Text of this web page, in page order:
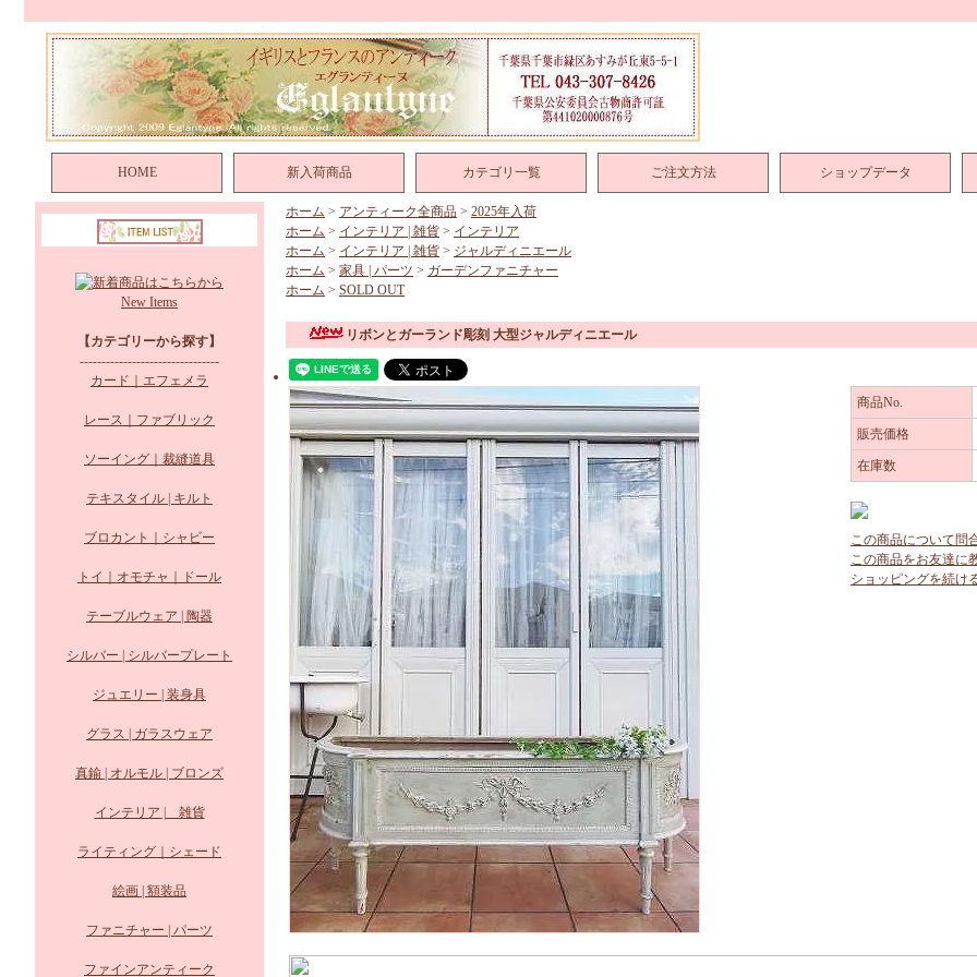
HOME 新入荷商品 カテゴリ一覧 ご注文方法 ショップデータ
New Items
【カテゴリーから探す】
--------------------------------
カード｜エフェメラ
レース｜ファブリック
ソーイング｜裁縫道具
テキスタイル | キルト
ブロカント｜シャビー
トイ｜オモチャ｜ドール
テーブルウェア | 陶器
シルバー | シルバープレート
ジュエリー | 装身具
グラス | ガラスウェア
真鍮 | オルモル | ブロンズ
インテリア | 雑貨
ライティング｜シェード
絵画 | 額装品
ファニチャー | パーツ
ファインアンティーク
ホーム > アンティーク全商品 > 2025年入荷
ホーム > インテリア | 雑貨 > インテリア
ホーム > インテリア | 雑貨 > ジャルディニエール
ホーム > 家具 | パーツ > ガーデンファニチャー
ホーム > SOLD OUT
リボンとガーランド彫刻 大型ジャルディニエール
商品No.
販売価格
在庫数
この商品について問
この商品をお友達に
ショッピングを続け